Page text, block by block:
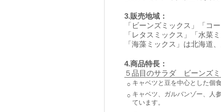
3.販売地域：
「ビーンズミックス」「コ
「レタスミックス」「水菜
「海藻ミックス」は北海道
4.商品特長：
５品目のサラダ ビーンズ
○ キャベツと豆を中心とした個
○ キャベツ、ガルバンゾー、人
ています。